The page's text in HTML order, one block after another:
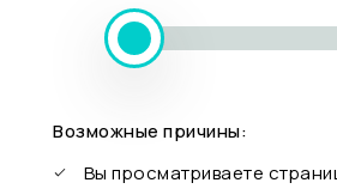
Возможные причины:
Вы просматриваете